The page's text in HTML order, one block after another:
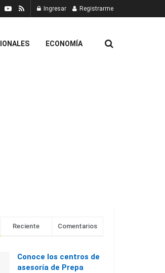
Ingresar Registrarme
ECONOMÍA
Reciente Comentarios
Conoce los centros de
asesoría de Prepa